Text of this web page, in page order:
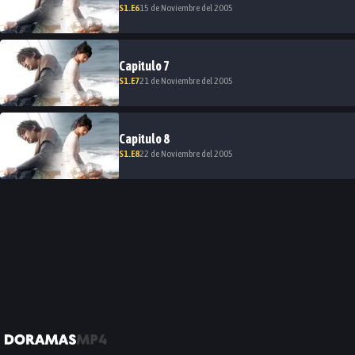
S1 .E615 de Noviembre del 2005
Capitulo7
S1 .E721 de Noviembre del 2005
Capitulo8
S1 .E822 de Noviembre del 2005